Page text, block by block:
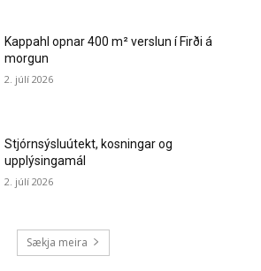
Kappahl opnar 400 m² verslun í Firði á
morgun
2. júlí 2026
Stjórnsýsluútekt, kosningar og
upplýsingamál
2. júlí 2026
Sækja meira